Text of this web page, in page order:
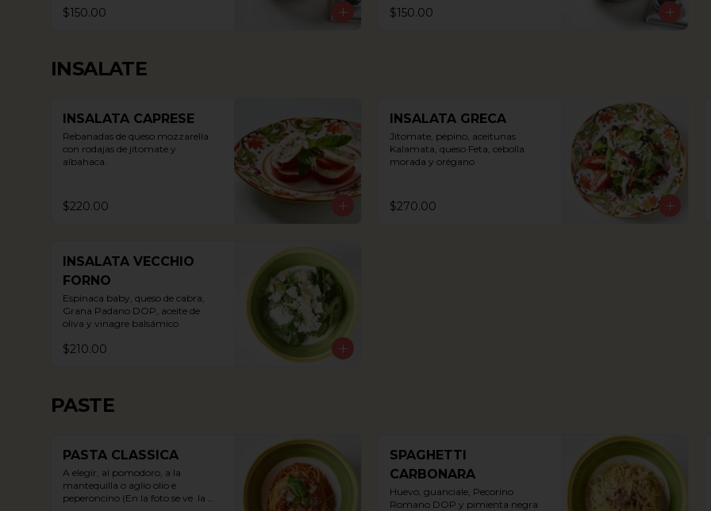
$150.00 $150.00
INSALATE
INSALATA CAPRESE
Rebanadas de queso mozzarella
con rodajas de jitomate y
albahaca.
$220.00
INSALATA GRECA
Jitomate, pepino, aceitunas
Kalamata, queso Feta, cebolla
morada y orégano
$270.00
INSALATA VECCHIO
FORNO
Espinaca baby, queso de cabra,
Grana Padano DOP, aceite de
oliva y vinagre balsámico
$210.00
PASTE
PASTA CLASSICA
A elegir, al pomodoro, a la
mantequilla o aglio olio e
peperoncino (En la foto se ve  la
SPAGHETTI
CARBONARA
Huevo, guanciale, Pecorino
Romano DOP y pimienta negra